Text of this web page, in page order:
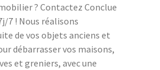
? Contactez Conclue
7 ! Nous réalisons
de vos objets anciens et
débarrasser vos maisons,
et greniers, avec une